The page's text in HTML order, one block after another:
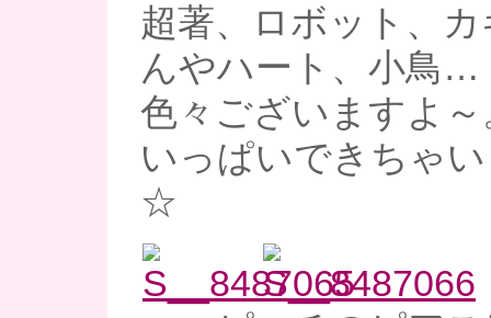
超著、ロボット、
んやハート、小鳥…
色々ございますよ～
いっぱいできちゃ
☆